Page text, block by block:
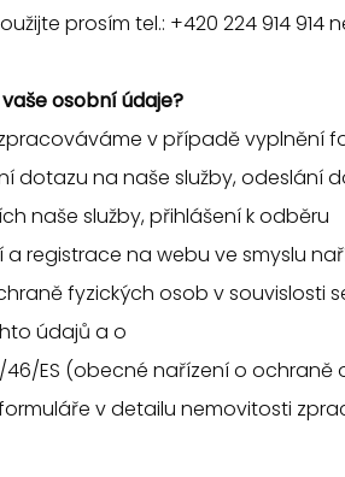
prosím tel.: +420 224 914 914
osobní údaje?
v případě vyplnění
dotazu na naše služby, odeslání
naše služby, přihlášení k odběru
registrace na webu ve smyslu
fyzických osob v
údajů a o
ES (obecné nařízení o ochraně
v detailu nemovitosti